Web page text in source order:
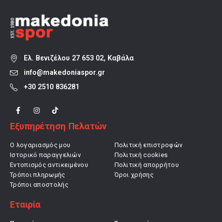
Ελ. Βενιζέλου 27 653 02, Καβάλα
info@makedoniaspor.gr
+30 2510 836281
Εξυπηρέτηση Πελατών
Ο λογαριασμός μου
Ιστορικό παραγγελιών
Εντοπισμός αντικειμένου
Τρόποι πληρωμής
Τρόποι αποστολής
Πολιτική επιστροφών
Πολιτική cookies
Πολιτική απορρήτου
Όροι χρήσης
Εταιρία